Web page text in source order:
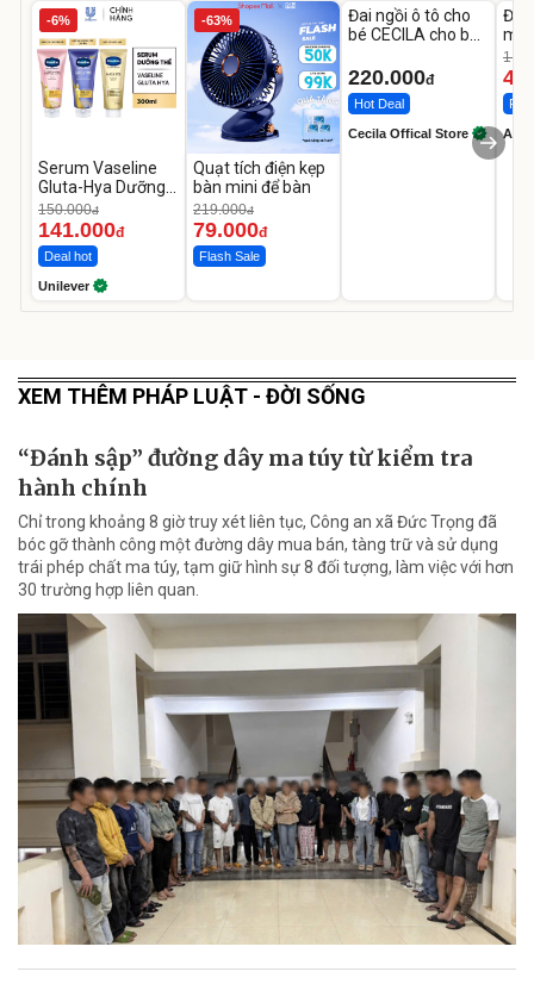
-6%
Serum Vaseline
Gluta-Hya Dưỡng
Da Sáng Mịn Sau 7
Ngày
150.000đ
141.000đ
Deal hot
Unilever
-63%
Quạt tích điện kẹp
bàn mini để bàn
219.000đ
79.000đ
Flash Sale
Đai ngồi ô tô cho
bé CECILA cho bé
220.000đ
Hot Deal
Cecila Offical Store A
XEM THÊM PHÁP LUẬT - ĐỜI SỐNG
“Đánh sập” đường dây ma túy từ kiểm tra
hành chính
Chỉ trong khoảng 8 giờ truy xét liên tục, Công an xã Đức Trọng đã
bóc gỡ thành công một đường dây mua bán, tàng trữ và sử dụng
trái phép chất ma túy, tạm giữ hình sự 8 đối tượng, làm việc với hơn
30 trường hợp liên quan.